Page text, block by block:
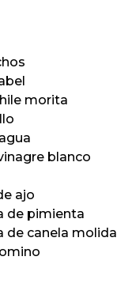
morita
blanco
ajo
de pimienta
de canela molida